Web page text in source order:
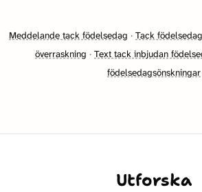
Meddelande tack födelsedag · Tack
överraskning · Text tack inbjudan
födelsedagsönskningar
Utforska